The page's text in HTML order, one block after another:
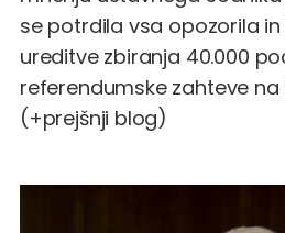
se potrdila vsa opozorila in
ureditve zbiranja 40.000
referendumske zahteve
(+prejšnji blog)